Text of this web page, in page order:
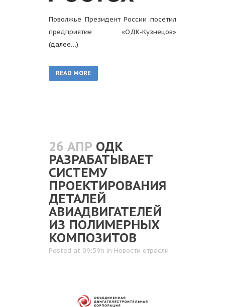
Поволжье Президент России посетил
предприятие «ОДК-Кузнецов»
(далее…)
READ MORE
26 АПР ОДК
РАЗРАБАТЫВАЕТ
СИСТЕМУ
ПРОЕКТИРОВАНИЯ
ДЕТАЛЕЙ
АВИАДВИГАТЕЛЕЙ
ИЗ ПОЛИМЕРНЫХ
КОМПОЗИТОВ
Posted at 09:59h in Новости отрасли